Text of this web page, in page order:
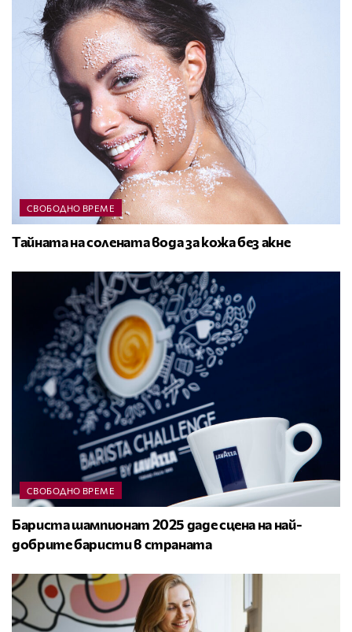
СВОБОДНО ВРЕМЕ
Тайната на солената вода за кожа без акне
СВОБОДНО ВРЕМЕ
Бариста шампионат 2025 даде сцена на най-
добрите баристи в страната